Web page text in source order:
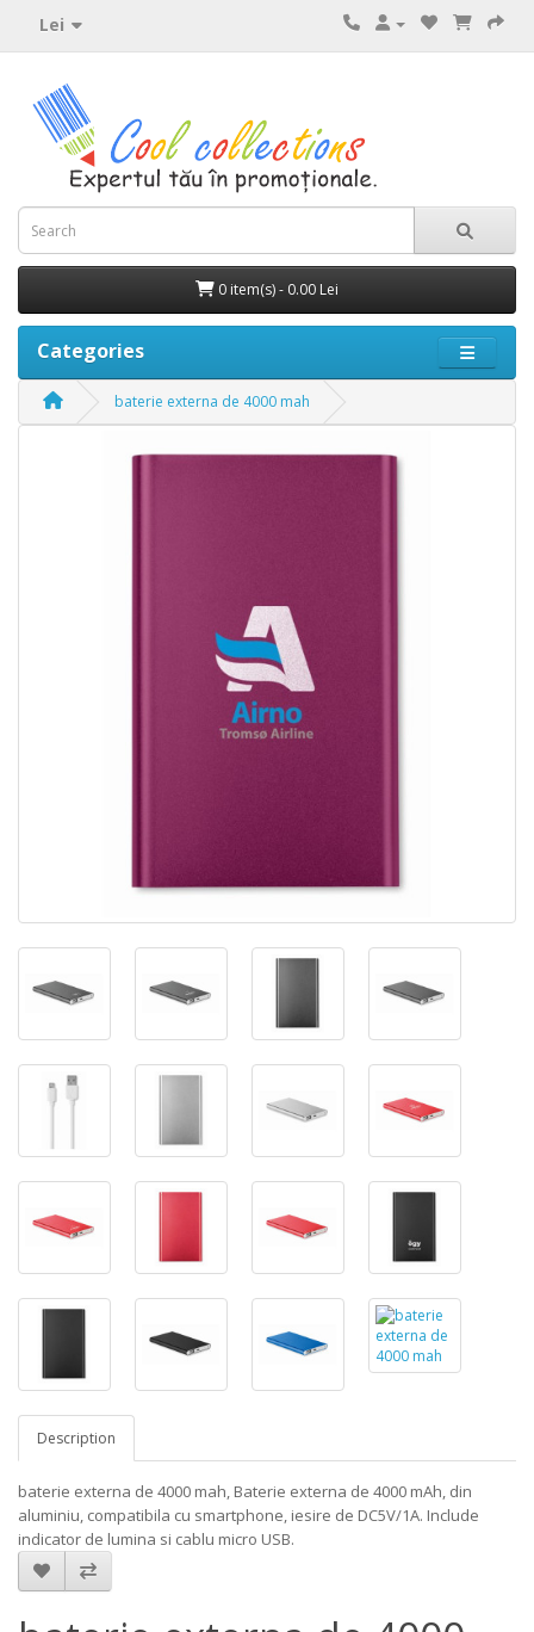
Lei
0 item(s) - 0.00 Lei
Categories
baterie externa de 4000 mah
Description
baterie externa de 4000 mah, Baterie externa de 4000 mAh, din
aluminiu, compatibila cu smartphone, iesire de DC5V/1A. Include
indicator de lumina si cablu micro USB.